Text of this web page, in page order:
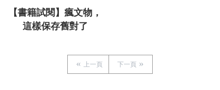
【書籍試閱】瘋文物，
這樣保存舊對了
上一頁 下一頁